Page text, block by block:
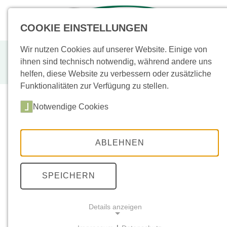
+49
Black Granit, Format,
geflammt+wassergestrahlt,
Bodenplatten (33)
Bodenplatten
Bodenplatten Freie
COOKIE EINSTELLUNGEN
Wir nutzen Cookies auf unserer Website. Einige von
ihnen sind technisch notwendig, während andere uns
helfen, diese Website zu verbessern oder zusätzliche
Funktionalitäten zur Verfügung zu stellen.
Notwendige Cookies
ABLEHNEN
SPEICHERN
Details anzeigen